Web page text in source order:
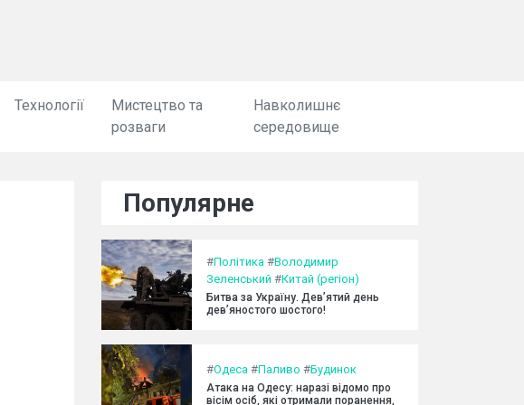
Технології
Мистецтво та
розваги
Навколишнє
середовище
Популярне
#Політика #Володимир
Зеленський #Китай (регіон)
Битва за Україну. Дев’ятий день
дев’яностого шостого!
#Одеса #Паливо #Будинок
Атака на Одесу: наразі відомо про
вісім осіб, які отримали поранення,